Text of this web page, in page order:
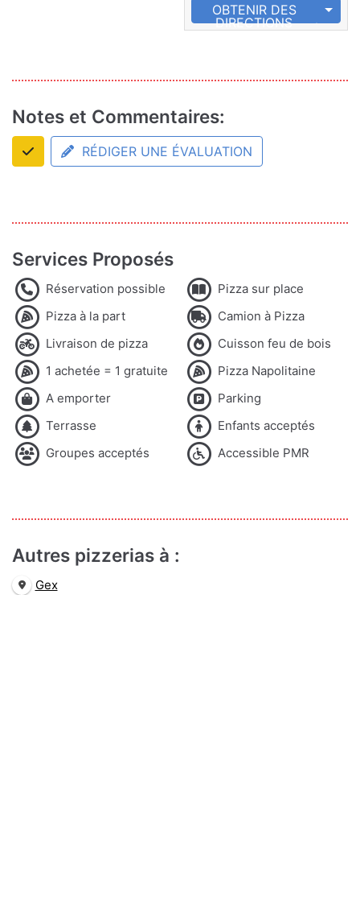
OBTENIR DES
DIRECTIONS
Notes et Commentaires:
RÉDIGER UNE ÉVALUATION
Services Proposés
Réservation possible
Pizza sur place
Pizza à la part
Camion à Pizza
Livraison de pizza
Cuisson feu de bois
1 achetée = 1 gratuite
Pizza Napolitaine
A emporter
Parking
Terrasse
Enfants acceptés
Groupes acceptés
Accessible PMR
Autres pizzerias à :
Gex